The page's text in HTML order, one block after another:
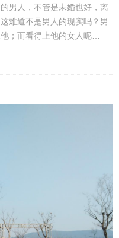
男人，不管是未婚也好，离
难道不是男人的现实吗？男
；而看得上他的女人呢…